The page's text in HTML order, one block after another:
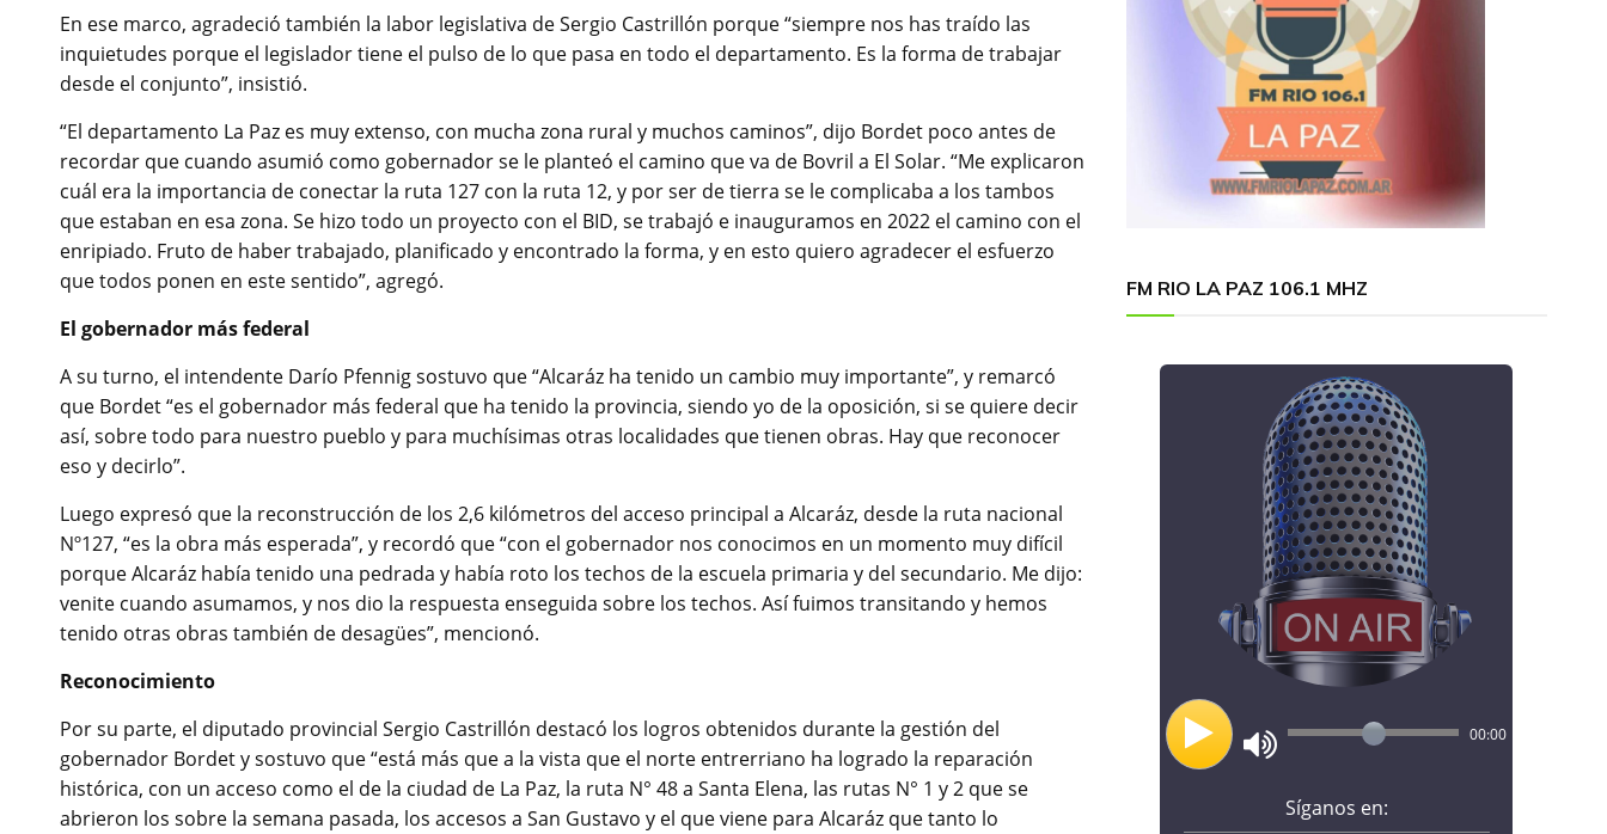
En ese marco, agradeció también la labor legislativa de Sergio Castrillón porque “siempre nos has traído las
inquietudes porque el legislador tiene el pulso de lo que pasa en todo el departamento. Es la forma de trabajar
desde el conjunto”, insistió.
“El departamento La Paz es muy extenso, con mucha zona rural y muchos caminos”, dijo Bordet poco antes de
recordar que cuando asumió como gobernador se le planteó el camino que va de Bovril a El Solar. “Me explicaron
cuál era la importancia de conectar la ruta 127 con la ruta 12, y por ser de tierra se le complicaba a los tambos
que estaban en esa zona. Se hizo todo un proyecto con el BID, se trabajó e inauguramos en 2022 el camino con el
enripiado. Fruto de haber trabajado, planificado y encontrado la forma, y en esto quiero agradecer el esfuerzo
que todos ponen en este sentido”, agregó.
El gobernador más federal
A su turno, el intendente Darío Pfennig sostuvo que “Alcaráz ha tenido un cambio muy importante”, y remarcó
que Bordet “es el gobernador más federal que ha tenido la provincia, siendo yo de la oposición, si se quiere decir
así, sobre todo para nuestro pueblo y para muchísimas otras localidades que tienen obras. Hay que reconocer
eso y decirlo”.
Luego expresó que la reconstrucción de los 2,6 kilómetros del acceso principal a Alcaráz, desde la ruta nacional
Nº127, “es la obra más esperada”, y recordó que “con el gobernador nos conocimos en un momento muy difícil
porque Alcaráz había tenido una pedrada y había roto los techos de la escuela primaria y del secundario. Me dijo:
venite cuando asumamos, y nos dio la respuesta enseguida sobre los techos. Así fuimos transitando y hemos
tenido otras obras también de desagües”, mencionó.
Reconocimiento
Por su parte, el diputado provincial Sergio Castrillón destacó los logros obtenidos durante la gestión del
gobernador Bordet y sostuvo que “está más que a la vista que el norte entrerriano ha logrado la reparación
histórica, con un acceso como el de la ciudad de La Paz, la ruta N° 48 a Santa Elena, las rutas N° 1 y 2 que se
abrieron los sobre la semana pasada, los accesos a San Gustavo y el que viene para Alcaráz que tanto lo
FM RIO LA PAZ 106.1 MHZ
00:00
Síganos en: